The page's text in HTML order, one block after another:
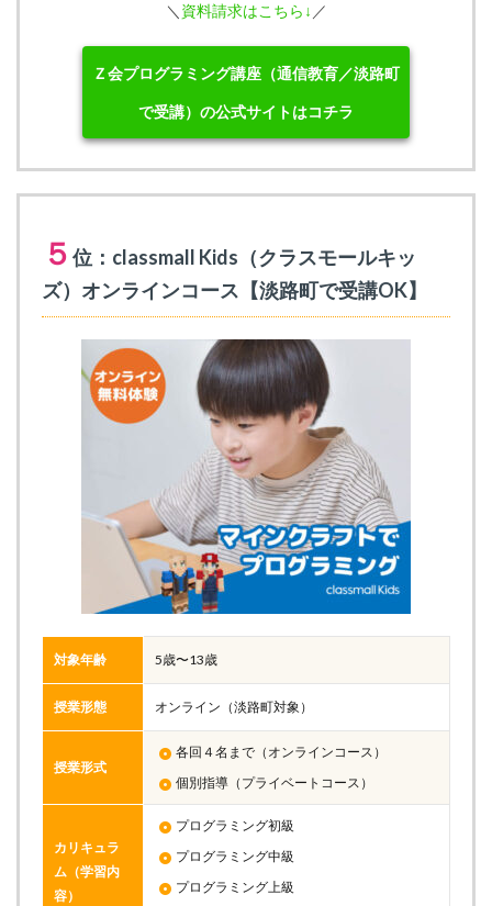
＼ 資料請求はこちら↓ ／
Ｚ会プログラミング講座（通信教育／淡路町
で受講）の公式サイトはコチラ
５ 位：classmall Kids（クラスモールキッ
ズ）オンラインコース【淡路町で受講OK】
対象年齢 5歳〜13歳
授業形態 オンライン（淡路町対象）
授業形式
各回４名まで（オンラインコース）
個別指導（プライベートコース）
カリキュラ
ム（学習内
容）
プログラミング初級
プログラミング中級
プログラミング上級